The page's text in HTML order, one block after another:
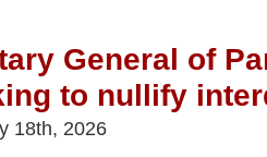
General of
to nullify
18th, 2026